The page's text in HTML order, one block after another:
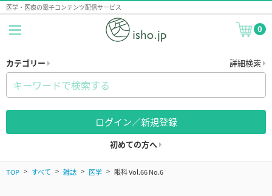
医学・医療の電子コンテンツ配信サービス
0
カテゴリー 詳細検索
ログイン／新規登録
初めての方へ
TOP すべて 雑誌 医学 眼科 Vol.66 No.6